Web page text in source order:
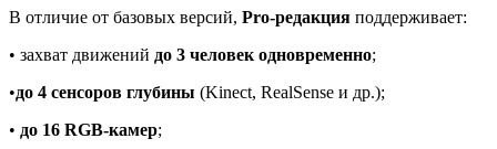
3
5
В отличие от базовых версий, Pro-редакция поддерживает:
• захват движений до 3 человек одновременно;
•до 4 сенсоров глубины (Kinect, RealSense и др.);
• до 16 RGB-камер;